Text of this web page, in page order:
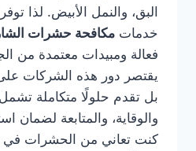
البق، والنمل الأبيض. لذا
خدمات مكافحة حشرات
فعالة ومبيدات معتمدة من
يقتصر دور هذه الشركات
بل تقدم حلولًا متكاملة
والوقاية، والمتابعة لضمان
كنت تعاني من الحشرات في